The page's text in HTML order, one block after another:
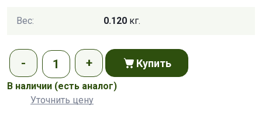
Вес: 0.120 кг.
Купить
В наличии (есть аналог)
Уточнить цену